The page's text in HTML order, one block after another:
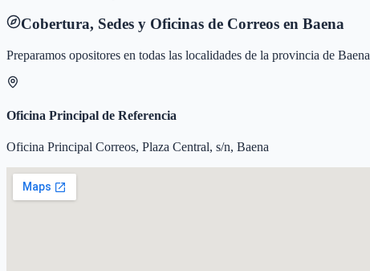
Cobertura, Sedes y Oficinas de Correos en Baena
Preparamos opositores en todas las localidades de la provincia de Baena
Oficina Principal de Referencia
Oficina Principal Correos, Plaza Central, s/n, Baena